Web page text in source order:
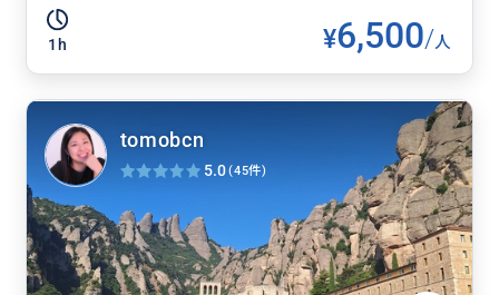
1h ¥6,500/人
tomobcn
5.0(45件)